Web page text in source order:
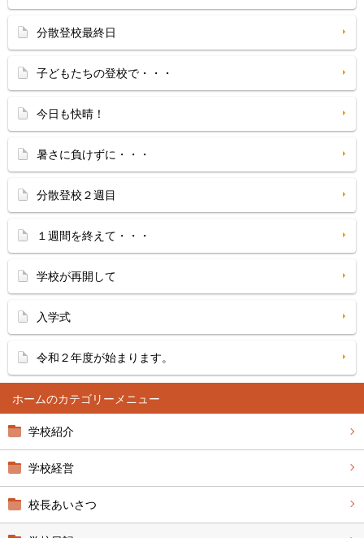
ホーム
学校紹介
学校経営
校長あいさつ
分散登校最終日
子どもたちの登校で・・・
今日も快晴！
暑さに負けずに・・・
分散登校２週目
１週間を終えて・・・
学校が再開して
入学式
令和２年度が始まります。